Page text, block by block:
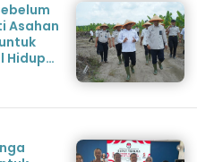
Asahan
Hidup